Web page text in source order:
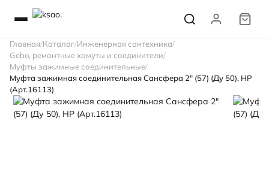
Главная Каталог Инженерная сантехника
Gebo, ремонтные хомуты и соединители
Муфты зажимные соединительные
Муфта зажимная соединительная Сансфера 2" (57) (Ду 50), НР
(Арт.16113)